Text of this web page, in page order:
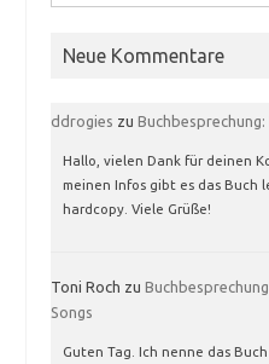
nach:
Neue Kommentare
ddrogies zuBuchbesprechung:
Hallo, vielen Dank für deinen
meinen Infos gibt es das Buch
hardcopy. Viele Grüße!
Toni Roch zu
Songs
Guten Tag. Ich nenne das